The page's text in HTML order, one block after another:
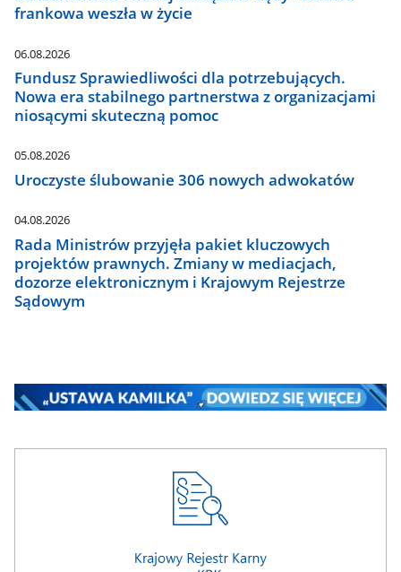
frankowa weszła w życie
06.08.2026
Fundusz Sprawiedliwości dla potrzebujących.
Nowa era stabilnego partnerstwa z organizacjami
niosącymi skuteczną pomoc
05.08.2026
Uroczyste ślubowanie 306 nowych adwokatów
04.08.2026
Rada Ministrów przyjęła pakiet kluczowych
projektów prawnych. Zmiany w mediacjach,
dozorze elektronicznym i Krajowym Rejestrze
Sądowym